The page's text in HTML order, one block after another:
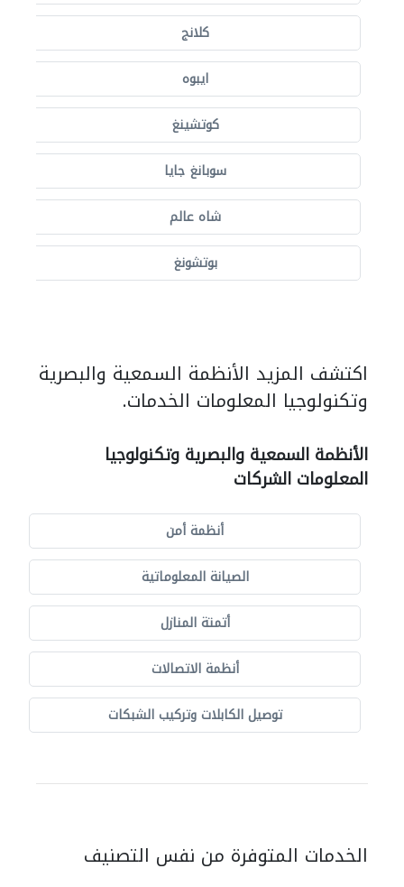
كلانج
ايبوه
كوتشينغ
سوبانغ جايا
شاه عالم
بوتشونغ
اكتشف المزيد الأنظمة السمعية والبصرية
وتكنولوجيا المعلومات الخدمات.
الأنظمة السمعية والبصرية وتكنولوجيا
المعلومات الشركات
أنظمة أمن
الصيانة المعلوماتية
أتمتة المنازل
أنظمة الاتصالات
توصيل الكابلات وتركيب الشبكات
الخدمات المتوفرة من نفس التصنيف